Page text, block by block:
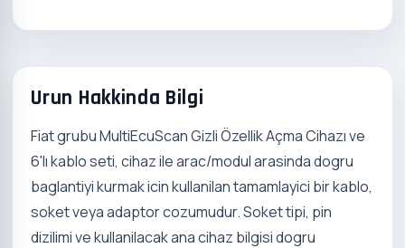
Urun Hakkinda Bilgi
Fiat grubu MultiEcuScan Gizli Özellik Açma Cihazı ve
6'lı kablo seti, cihaz ile arac/modul arasinda dogru
baglantiyi kurmak icin kullanilan tamamlayici bir kablo,
soket veya adaptor cozumudur. Soket tipi, pin
dizilimi ve kullanilacak ana cihaz bilgisi dogru